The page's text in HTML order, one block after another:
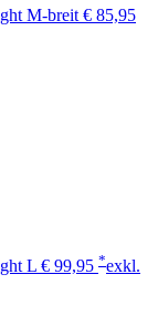
M-breit € 85,95
L € 99,95 *exkl.